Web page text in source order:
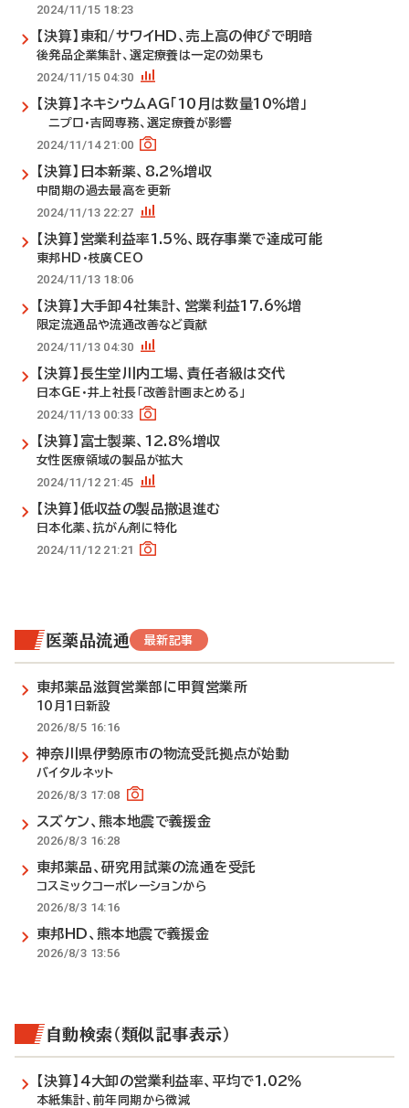
2024/11/15 18:23
【決算】東和/サワイHD、売上高の伸びで明暗
後発品企業集計、選定療養は一定の効果も
2024/11/15 04:30
【決算】ネキシウムAG「10月は数量10％増」
ニプロ・吉岡専務、選定療養が影響
2024/11/14 21:00
【決算】日本新薬、8.2％増収
中間期の過去最高を更新
2024/11/13 22:27
【決算】営業利益率1.5％、既存事業で達成可能
東邦HD・枝廣CEO
2024/11/13 18:06
【決算】大手卸4社集計、営業利益17.6％増
限定流通品や流通改善など貢献
2024/11/13 04:30
【決算】長生堂川内工場、責任者級は交代
日本GE・井上社長「改善計画まとめる」
2024/11/13 00:33
【決算】富士製薬、12.8％増収
女性医療領域の製品が拡大
2024/11/12 21:45
【決算】低収益の製品撤退進む
日本化薬、抗がん剤に特化
2024/11/12 21:21
医薬品流通 最新記事
東邦薬品滋賀営業部に甲賀営業所
10月1日新設
2026/8/5 16:16
神奈川県伊勢原市の物流受託拠点が始動
バイタルネット
2026/8/3 17:08
スズケン、熊本地震で義援金
2026/8/3 16:28
東邦薬品、研究用試薬の流通を受託
コスミックコーポレーションから
2026/8/3 14:16
東邦HD、熊本地震で義援金
2026/8/3 13:56
自動検索（類似記事表示）
【決算】4大卸の営業利益率、平均で1.02％
本紙集計、前年同期から微減